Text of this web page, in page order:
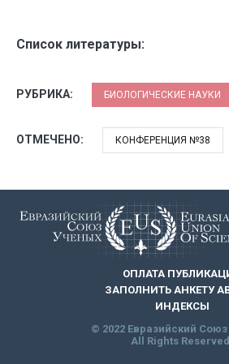
Список литературы:
РУБРИКА: БИОЛОГИЧЕСКИЕ НАУКИ
ОТМЕЧЕНО: КОНФЕРЕНЦИЯ №38
ОПЛАТА
ЗАПОЛНИТЬ АНКЕТУ
ИНДЕКСЫ
© 2022 Евразийский
All Rights